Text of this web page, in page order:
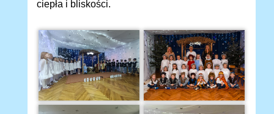
ciepła i bliskości.